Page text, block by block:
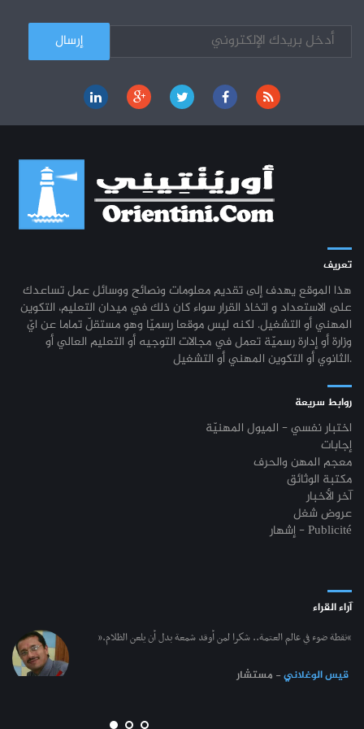
كل الأخبار
تعريف
هذا الموقع يهدف إلى تقديم معلومات ونصائح ووسائل عمل تساعدك
على الاستعداد و اتخاذ القرار سواء كان ذلك في ميدان التعليم، التكوين
المهني أو التشغيل. لكنه ليس موقعا رسميّا وهو مستقلّ تماما عن ايّ
وزارة أو إدارة رسميّة تعمل في مجالات التوجيه أو التعليم العالي أو
الثانوي أو التكوين المهني أو التشغيل.
روابط سريعة
اختبار نفسي - الميول المهنيّة
إجابات
معجم المهن والحرف
مكتبة الوثائق
آخر الأخبار
عروض شغل
إشهار - Publicité
آراء القراء
“نقطة ضوء في عالم العتمة.. شكرا لمن أوقد شمعة بدل أن يلعن الظلام.”
قيس الوغلاني- مستشار